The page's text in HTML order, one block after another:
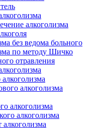
алкоголизма
без ведома больного
по методу Шичко
отравления
алкоголизма
алкоголизма
алкоголизма
алкоголизма